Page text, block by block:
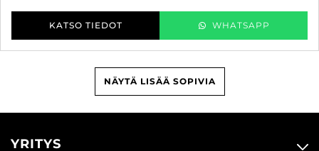
KATSO TIEDOT WHATSAPP
NÄYTÄ LISÄÄ SOPIVIA
YRITYS